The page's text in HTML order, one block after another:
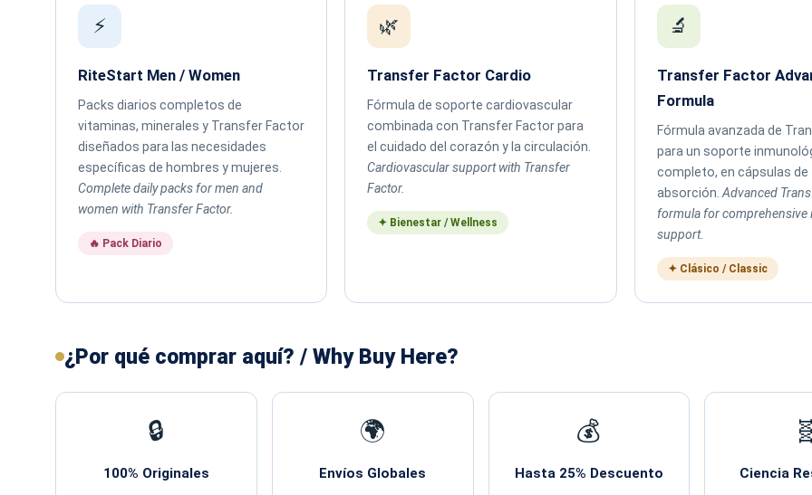
⚡
RiteStart Men / Women
Packs diarios completos de
vitaminas, minerales y Transfer Factor
diseñados para las necesidades
específicas de hombres y mujeres.
Complete daily packs for men and
women with Transfer Factor.
🔥 Pack Diario
🌿
Transfer Factor Cardio
Fórmula de soporte cardiovascular
combinada con Transfer Factor para
el cuidado del corazón y la circulación.
Cardiovascular support with Transfer
Factor.
✦ Bienestar / Wellness
🔬
Transfer Factor
Formula
Fórmula avanzada de
para un soporte
completo, en cápsulas de
absorción. Advanced
formula for comprehensive
support.
✦ Clásico / Classic
¿Por qué comprar aquí? / Why Buy Here?
🔒
100% Originales
🌍
Envíos Globales
💰
Hasta 25% Descuento Ciencia